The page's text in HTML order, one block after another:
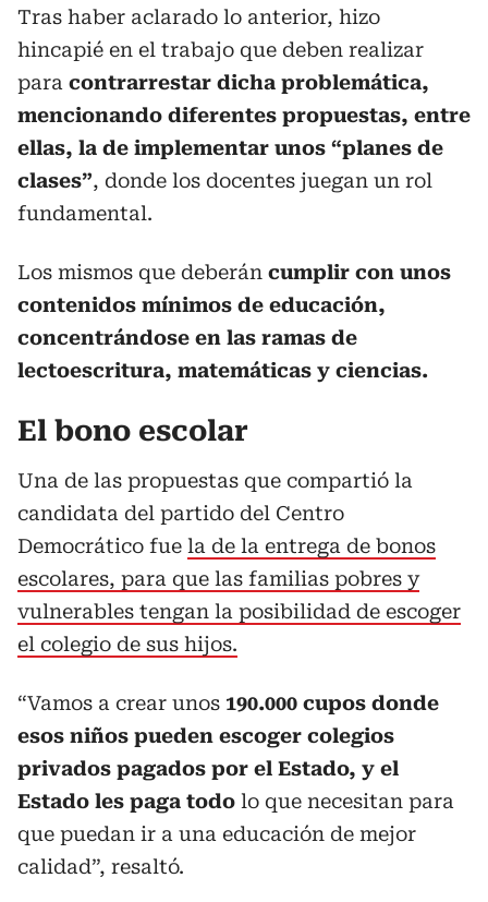
Tras haber aclarado lo anterior, hizo
hincapié en el trabajo que deben realizar
para contrarrestar dicha problemática,
mencionando diferentes propuestas, entre
ellas, la de implementar unos “planes de
clases”, donde los docentes juegan un rol
fundamental.
Los mismos que deberán cumplir con unos
contenidos mínimos de educación,
concentrándose en las ramas de
lectoescritura, matemáticas y ciencias.
El bono escolar
Una de las propuestas que compartió la
candidata del partido del Centro
Democrático fue la de la entrega de bonos
escolares, para que las familias pobres y
vulnerables tengan la posibilidad de escoger
el colegio de sus hijos.
“Vamos a crear unos 190.000 cupos donde
esos niños pueden escoger colegios
privados pagados por el Estado, y el
Estado les paga todo lo que necesitan para
que puedan ir a una educación de mejor
calidad”, resaltó.